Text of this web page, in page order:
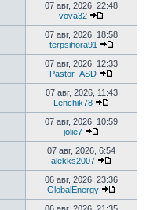
07 авг, 2026, 22:48
vova32
Перейти
к
последнему
07 авг, 2026, 18:58
terpsihora91
Перейти
к
07 авг, 2026, 12:33
Pastor_ASD
Перейти
к
07 авг, 2026, 11:43
Lenchik78
Перейти
к
07 авг, 2026, 10:59
jolie7
Перейти
к
последнему
07 авг, 2026, 6:54
alekks2007
Перейти
к
06 авг, 2026, 23:36
GlobalEnergy
Перейти
к